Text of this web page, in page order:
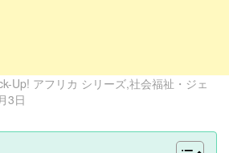
Up! アフリカ シリーズ,社会福祉・ジェ
3日